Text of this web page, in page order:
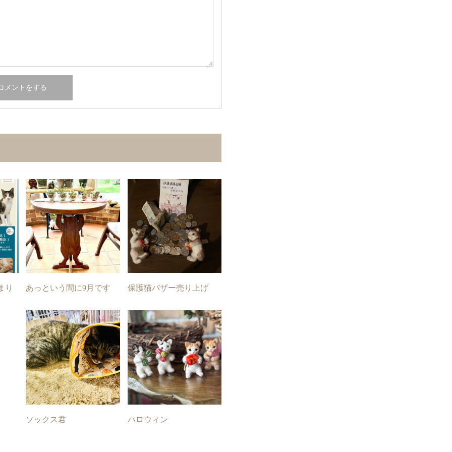
り あっという間に9月です 保護猫バザー売り上げ
ソックス君 ハロウィン